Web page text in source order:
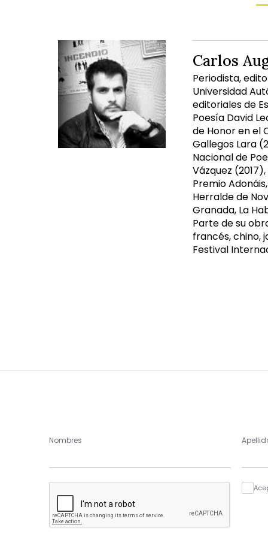
Carlos
Periodista,
Universidad
editoriales de
Poesía David
de Honor en el
Gallegos Lara
Nacional de
Vázquez
Premio
Herralde de
Granada, La
Parte de su
francés, chino,
Festival
Nombres